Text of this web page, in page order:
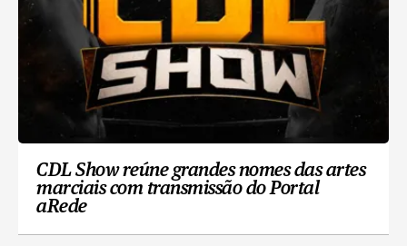
CDL Show reúne grandes nomes das artes
marciais com transmissão do Portal
aRede